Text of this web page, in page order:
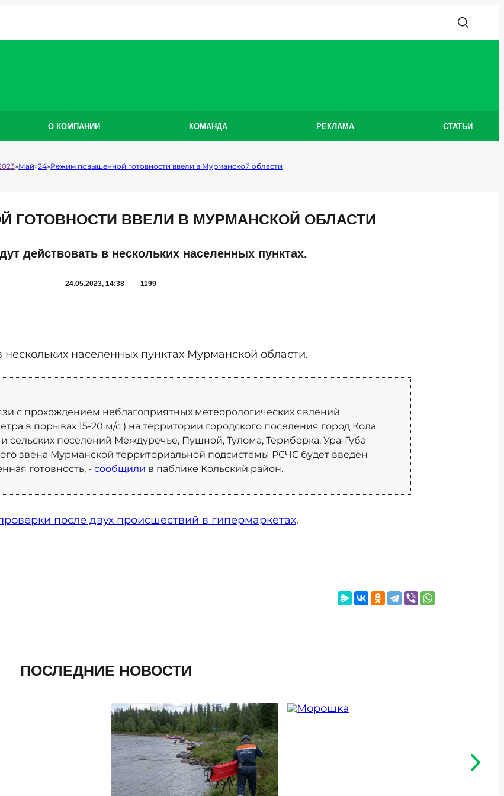
О КОМПАНИИ КОМАНДА РЕКЛАМА СТАТЬИ
Май 24 Режим повышенной готовности ввели в Мурманской области
ВВЕЛИ В МУРМАНСКОЙ ОБЛАСТИ
действовать в нескольких населенных пунктах.
24.05.2023, 14:38 1199
населенных пунктах Мурманской области.
с прохождением неблагоприятных метеорологических явлений
в порывах 15-20 м/с ) на территории городского поселения город Кола
сельских поселений Междуречье, Пушной, Тулома, Териберка, Ура-Губа
звена Мурманской территориальной подсистемы РСЧС будет введен
готовность, - сообщили в паблике Кольский район.
после двух происшествий в гипермаркетах.
ПОСЛЕДНИЕ НОВОСТИ